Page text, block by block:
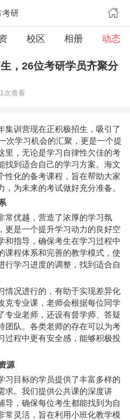
考研
校区 相册 动态
，26位考研学员齐聚分
次查看
集训营现在正积极招生，吸引了
次学习机会的汇聚，更是一个提
里，无论是学习自律性欠佳的考
找到适合自己的学习方案。海文
性化的备考课程，旨在帮助大家
为未来的考试做好充分准备。
常优越，营造了浓厚的学习氛
更是一个提升学习动力的良好空
和指导，确保考生在学习过程中
课程体系和完善的教学模式，使
行学习进度的调整，找到适合自
情况进行的，有助于实现差异化
克专业课，老师会根据每位同学
专业老师，还设有督学师、答疑
团队。各类老师的存在可以为考
过程中更有安全感，能够积极投
源
习目标的学员提供了丰富多样的
求。我们提供公共课的深度讲
导，确保每位考生都能找到为自
常灵活，旨在利用小班化教学模